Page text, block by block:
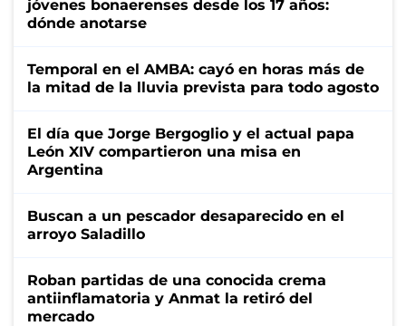
jóvenes bonaerenses desde los 17 años:
dónde anotarse
Temporal en el AMBA: cayó en horas más de
la mitad de la lluvia prevista para todo agosto
El día que Jorge Bergoglio y el actual papa
León XIV compartieron una misa en
Argentina
Buscan a un pescador desaparecido en el
arroyo Saladillo
Roban partidas de una conocida crema
antiinflamatoria y Anmat la retiró del
mercado